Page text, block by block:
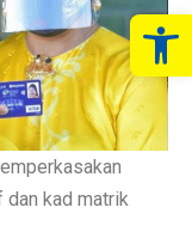
dan kad matrik